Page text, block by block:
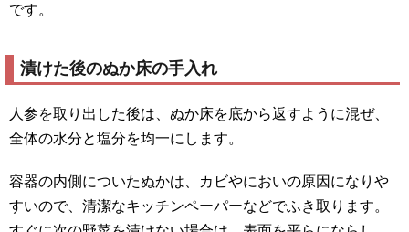
です。
漬けた後のぬか床の手入れ
人参を取り出した後は、ぬか床を底から返すように混ぜ、
全体の水分と塩分を均一にします。
容器の内側についたぬかは、カビやにおいの原因になりや
すいので、清潔なキッチンペーパーなどでふき取ります。